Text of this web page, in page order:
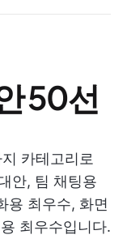
50선
카테고리로
안, 팀 채팅용
용 최우수, 화면
최우수입니다.